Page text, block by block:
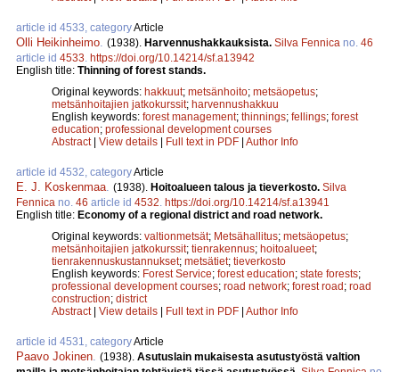
article id 4533, categoryArticle
Olli Heikinheimo (1938). Harvennushakkauksista. Silva Fennica no. 46
article id 4533 https://doi.org/10.14214/sf.a13942
English title: Thinning of forest stands.
Original keywords: hakkuut; metsänhoito; metsäopetus;
metsänhoitajien jatkokurssit; harvennushakkuu
English keywords: forest management; thinnings; fellings; forest
education; professional development courses
Abstract| View details | Full text in PDF | Author Info
article id 4532, categoryArticle
E. J. Koskenmaa (1938). Hoitoalueen talous ja tieverkosto. Silva
Fennica no. 46 article id 4532 https://doi.org/10.14214/sf.a13941
English title: Economy of a regional district and road network.
Original keywords: valtionmetsät; Metsähallitus; metsäopetus;
metsänhoitajien jatkokurssit; tienrakennus; hoitoalueet;
tienrakennuskustannukset; metsätiet; tieverkosto
English keywords: Forest Service; forest education; state forests;
professional development courses; road network; forest road; road
construction; district
Abstract| View details | Full text in PDF | Author Info
article id 4531, categoryArticle
Paavo Jokinen (1938). Asutuslain mukaisesta asutustyöstä valtion